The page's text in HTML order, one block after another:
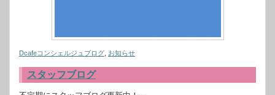
Dcafeコンシェルジュブログ お知らせ
スタッフブログ